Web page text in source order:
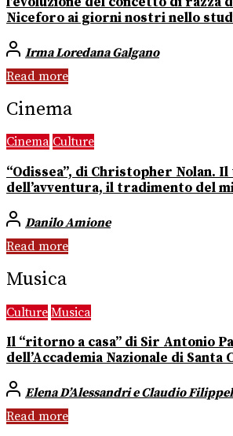
Niceforo ai giorni nostri nello
Irma Loredana Galgano
Read more
Cinema
Cinema Culture
“Odissea”, di Christopher Nolan.
dell’avventura, il tradimento del
Danilo Amione
Read more
Musica
Culture Musica
Il “ritorno a casa” di Sir Antonio
dell’Accademia Nazionale di Santa
Elena D’Alessandri e Claudio
Read more